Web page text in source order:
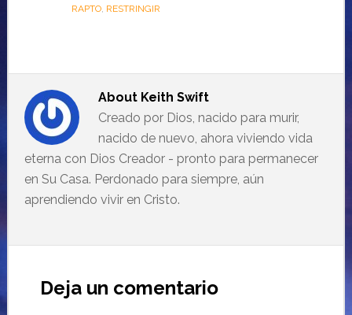
RAPTO, RESTRINGIR
About Keith Swift
Creado por Dios, nacido para murir,
nacido de nuevo, ahora viviendo vida
eterna con Dios Creador - pronto para permanecer
en Su Casa. Perdonado para siempre, aún
aprendiendo vivir en Cristo.
Deja un comentario